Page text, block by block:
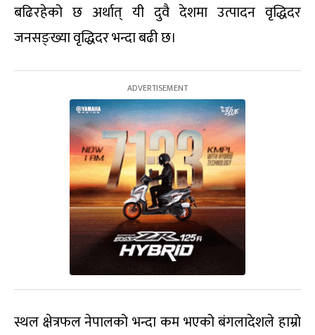
बढिरहेको छ अर्थात् यी दुवै देशमा उत्पादन वृद्धिदर
जनसङ्ख्या वृद्धिदर भन्दा बढी छ।
स्थल क्षेत्रफल नेपालको भन्दा कम भएको बंगलादेशले हाम्रो